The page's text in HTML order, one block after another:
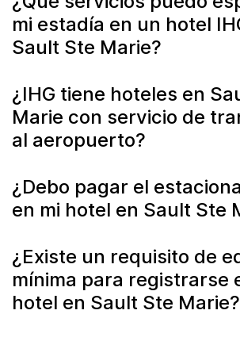
mi estadía en un hotel
Sault Ste Marie?
¿IHG tiene hoteles en
Marie con servicio de
al aeropuerto?
¿Debo pagar el
en mi hotel en Sault Ste
¿Existe un requisito de
mínima para registrarse
hotel en Sault Ste Marie?